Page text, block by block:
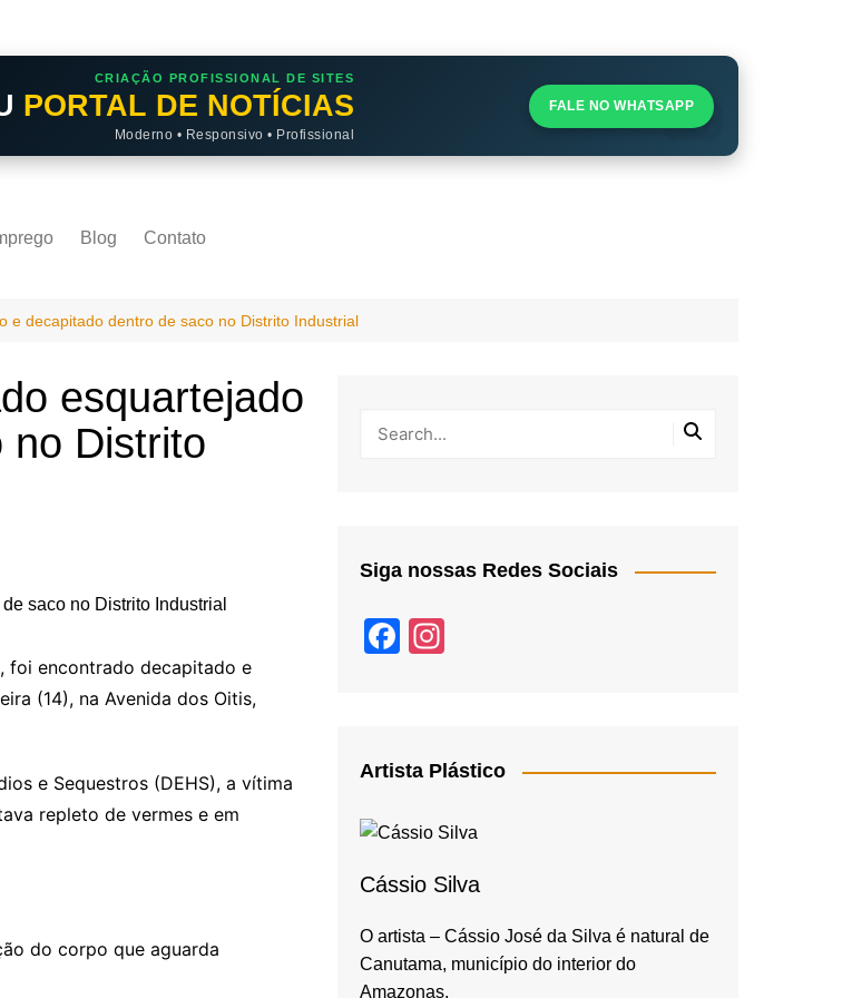
CRIAÇÃO PROFISSIONAL DE SITES
PORTAL DE NOTÍCIAS
Moderno • Responsivo • Profissional
FALE NO WHATSAPP
Blog Contato
e decapitado dentro de saco no Distrito Industrial
esquartejado
no Distrito
foi encontrado decapitado e
(14), na Avenida dos Oitis,
e Sequestros (DEHS), a vítima
repleto de vermes e em
do corpo que aguarda
Siga nossas Redes Sociais
F
b
o
k
a
Artista Plástico
Cássio Silva
O artista – Cássio José da Silva é natural de
Canutama, município do interior do
Amazonas,